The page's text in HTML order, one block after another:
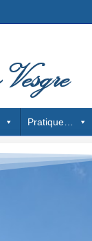
Pratique…